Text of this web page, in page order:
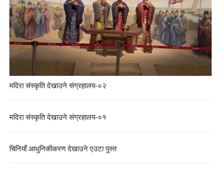
मदिरा संस्कृति देखाउने संग्रहालय-०२
मदिरा संस्कृति देखाउने संग्रहालय-०१
चिनियाँ आधुनिकीकरण देखाउने एउटा पुस्त